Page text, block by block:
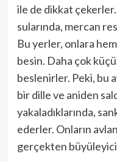
ile de dikkat
sularında, mercan
Bu yerler, onlara
besin. Daha çok
beslenirler. Peki, bu
bir dille ve aniden
yakaladıklarında,
ederler. Onların
gerçekten